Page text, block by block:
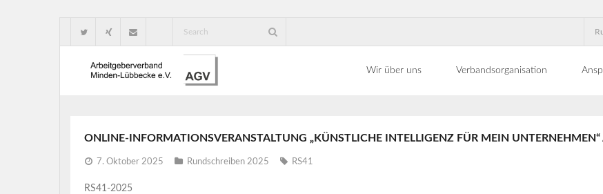
Wir über uns Verbandsorganisation
ONLINE-INFORMATIONSVERANSTALTUNG „KÜNSTLICHE INTELLIGENZ FÜR MEIN
7. Oktober 2025 Rundschreiben 2025 RS41
RS41-2025